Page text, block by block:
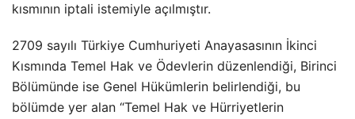
kısmının iptali istemiyle açılmıştır.
2709 sayılı Türkiye Cumhuriyeti Anayasasının İkinci
Kısmında Temel Hak ve Ödevlerin düzenlendiği, Birinci
Bölümünde ise Genel Hükümlerin belirlendiği, bu
bölümde yer alan “Temel Hak ve Hürriyetlerin